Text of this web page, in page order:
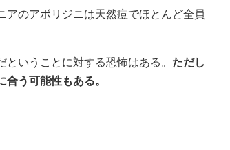
のアボリジニは天然痘でほとんど全員
いうことに対する恐怖はある。 ただし
う可能性もある。